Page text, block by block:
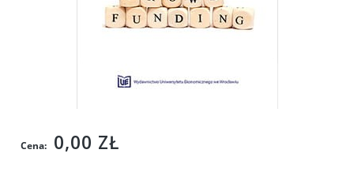
Cena: 0,00 ZŁ